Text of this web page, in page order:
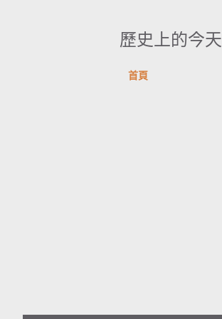
歷史上的今天
首頁